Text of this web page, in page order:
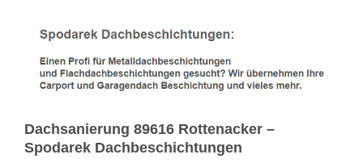
Dachsanierung 89616 Rottenacker –
Spodarek Dachbeschichtungen